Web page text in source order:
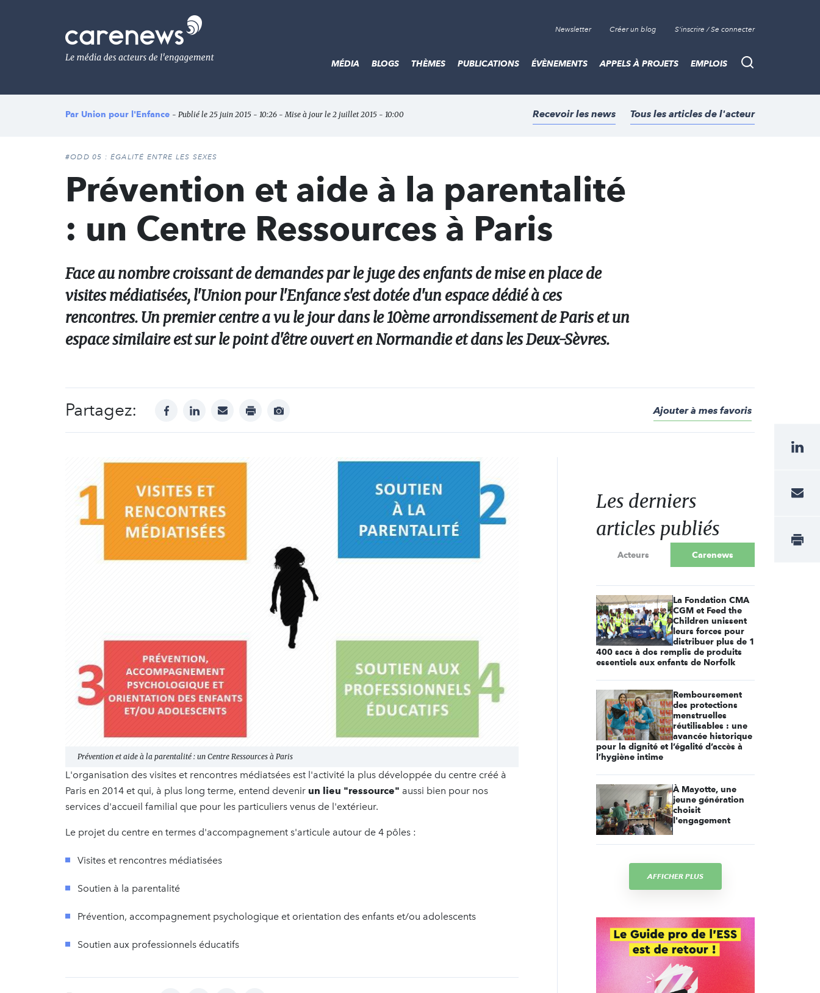
Le
média
de
l'engagement
Newsletter Créer un blog S'inscrire / Se connecter
Recherche
MÉDIA BLOGS THÈMES PUBLICATIONS ÉVÈNEMENTS APPELS À PROJETS EMPLOIS
Par Union pour l'Enfance - Publié le 25 juin 2015 - 10:26 - Mise à jour le 2 juillet 2015 - 10:00 Recevoir les news Tous les articles de l'acteur
#ODD 05 : ÉGALITÉ ENTRE LES SEXES
Prévention et aide à la parentalité
: un Centre Ressources à Paris
Face au nombre croissant de demandes par le juge des enfants de mise en place de
visites médiatisées, l'Union pour l'Enfance s'est dotée d'un espace dédié à ces
rencontres. Un premier centre a vu le jour dans le 10ème arrondissement de Paris et un
espace similaire est sur le point d'être ouvert en Normandie et dans les Deux-Sèvres.
Partagez: facebooklinkedinmail print
Afficher
Ajouter à mes favoris
Prévention et aide à la parentalité : un Centre Ressources à Paris
L'organisation des visites et rencontres médiatsées est l'activité la plus développée du centre créé à
Paris en 2014 et qui, à plus long terme, entend devenir un lieu "ressource" aussi bien pour nos
services d'accueil familial que pour les particuliers venus de l'extérieur.
Le projet du centre en termes d'accompagnement s'articule autour de 4 pôles :
Visites et rencontres médiatisées
Soutien à la parentalité
Prévention, accompagnement psychologique et orientation des enfants et/ou adolescents
Soutien aux professionnels éducatifs
Les derniers
articles publiés
Acteurs Carenews
La Fondation CMA
CGM et Feed the
Children unissent
leurs forces pour
distribuer plus de 1
400 sacs à dos remplis de produits
essentiels aux enfants de Norfolk
Remboursement
des protections
menstruelles
réutilisables : une
avancée historique
pour la dignité et l’égalité d’accès à
l’hygiène intime
À Mayotte, une
jeune génération
choisit
l'engagement
AFFICHER PLUS